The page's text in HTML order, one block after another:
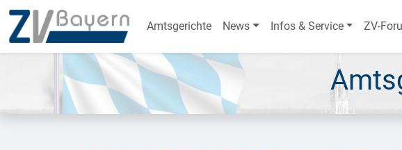
Amtsgerichte News Infos & Service ZV-